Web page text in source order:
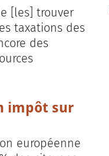
[les] trouver
taxations des
des
impôt sur
européenne